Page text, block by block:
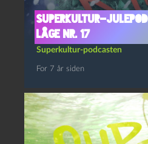
Superkultur-
Låge nr. 17
Superkultur-podcasten
For 7 år siden